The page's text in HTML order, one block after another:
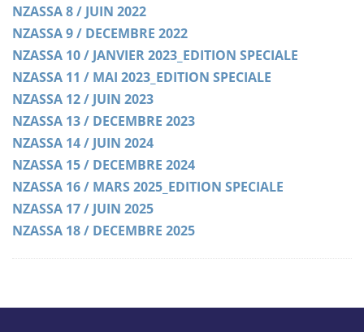
NZASSA 8 / JUIN 2022
NZASSA 9 / DECEMBRE 2022
NZASSA 10 / JANVIER 2023_EDITION SPECIALE
NZASSA 11 / MAI 2023_EDITION SPECIALE
NZASSA 12 / JUIN 2023
NZASSA 13 / DECEMBRE 2023
NZASSA 14 / JUIN 2024
NZASSA 15 / DECEMBRE 2024
NZASSA 16 / MARS 2025_EDITION SPECIALE
NZASSA 17 / JUIN 2025
NZASSA 18 / DECEMBRE 2025